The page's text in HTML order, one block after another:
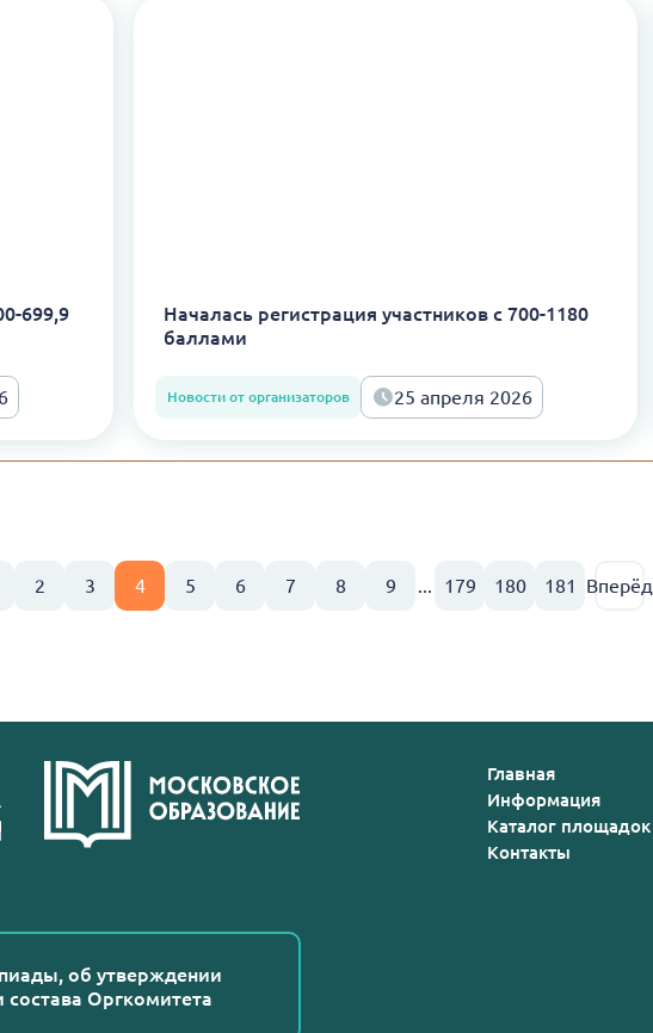
699,9
Началась регистрация участников с 700-1180
баллами
Новости от организаторов 25 апреля 2026
2 3 4 5 6 7 8 9 ... 179 180 181 Вперёд
об утверждении
Оргкомитета
Главная
Информация
Каталог площадок
Контакты